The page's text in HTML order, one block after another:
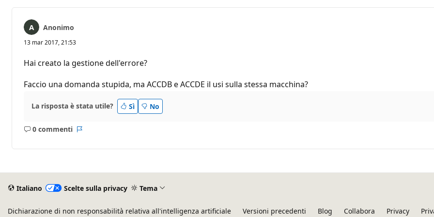
Anonimo
13 mar 2017, 21:53
Hai creato la gestione dell'errore?
Faccio una domanda stupida, ma ACCDB e ACCDE il usi sulla stessa macchina?
La risposta è stata utile? Sì No
0 commenti
Nessun
Italiano Scelte sulla privacy Tema
Dichiarazione di non responsabilità relativa all'intelligenza artificiale Versioni precedenti Blog Collabora Privacy